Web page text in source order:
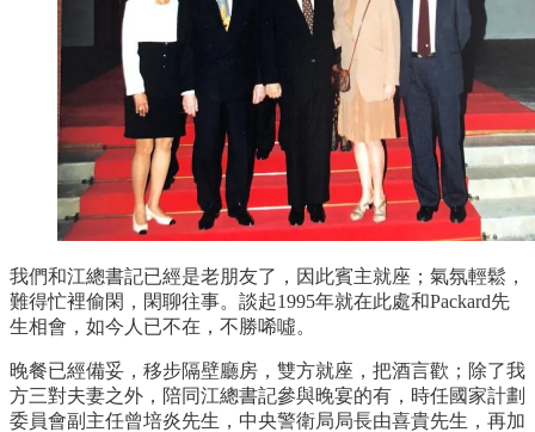
我們和江總書記已經是老朋友了，因此賓主就座；氣氛輕鬆，
難得忙裡偷閑，閑聊往事。談起1995年就在此處和Packard先
生相會，如今人已不在，不勝唏噓。
晚餐已經備妥，移步隔壁廳房，雙方就座，把酒言歡；除了我
方三對夫妻之外，陪同江總書記參與晚宴的有，時任國家計劃
委員會副主任曾培炎先生，中央警衛局局長由喜貴先生，再加